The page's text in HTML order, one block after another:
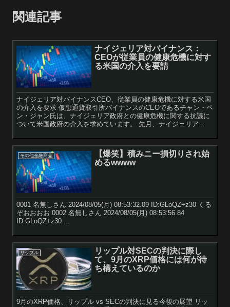
関連記事
ナイジェリア対バイナンス：
CEOが従業員の健康危機に対す
る米国の介入を要請
ナイジェリア対バイナンスCEO、従業員の健康危機に対する米国
の介入を要求 仮想通貨取引所バイナンスのCEOであるチャン・ペ
ン・ジャン氏は、ナイジェリア政府との健康危機に関する抗議に
ついて米国政府の介入を求めています。 先月、ナイジェリア...
その他金融商品
【爆笑】積みニー損切りされ始
めるwwww
0001 名無しさん 2024/08/05(月) 08:53:32.09 ID:GLoQZ+z30 くる
ぞおおおお 0002 名無しさん 2024/08/05(月) 08:53:56.84
ID:GLoQZ+z30 ...
リップル
リップル対SECの判決に際し
て、9月のXRP価格には何が待
ち構えているのか
9月のXRP価格、リップル vs SECの判決に見る今後の展望 リッ